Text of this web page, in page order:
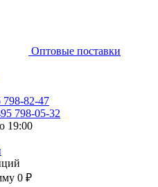
Оптовые поставки
798-82-47
798-05-32
19:00
0 ₽